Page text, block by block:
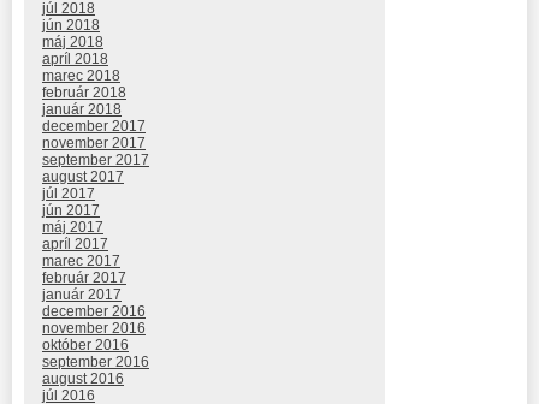
júl 2018
jún 2018
máj 2018
apríl 2018
marec 2018
február 2018
január 2018
december 2017
november 2017
september 2017
august 2017
júl 2017
jún 2017
máj 2017
apríl 2017
marec 2017
február 2017
január 2017
december 2016
november 2016
október 2016
september 2016
august 2016
júl 2016